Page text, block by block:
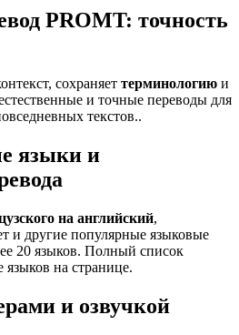
PROMT: точность
сохраняет терминологию и
и точные переводы для
текстов..
языки и
на английский,
и другие популярные языковые
20 языков. Полный список
языков на странице.
и озвучкой